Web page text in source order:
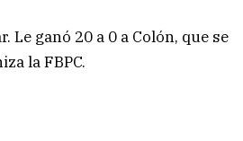
ganó 20 a 0 a Colón, que se
la FBPC.